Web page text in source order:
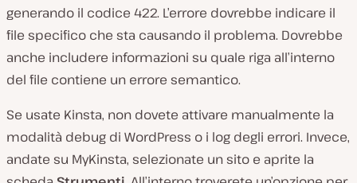
generando il codice 422. L’errore dovrebbe indicare il
file specifico che sta causando il problema. Dovrebbe
anche includere informazioni su quale riga all’interno
del file contiene un errore semantico.
Se usate Kinsta, non dovete attivare manualmente la
modalità debug di WordPress o i log degli errori. Invece,
andate su MyKinsta, selezionate un sito e aprite la